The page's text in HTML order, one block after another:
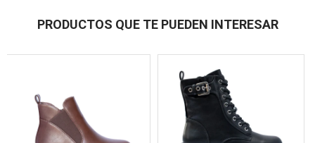
PRODUCTOS QUE TE PUEDEN INTERESAR